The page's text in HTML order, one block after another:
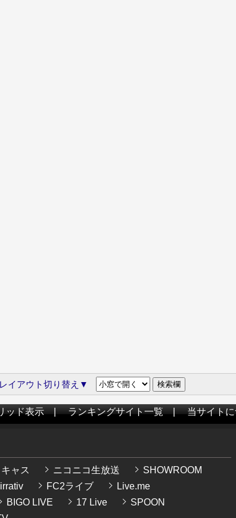
イアウト切り替え▼
ッド表示|ランキングサイト一覧|当サイト
ャス ニコニコ生放送
SHOWROOM
FC2ライブ
Live.me
BIGO LIVE
17 Live
SPOON